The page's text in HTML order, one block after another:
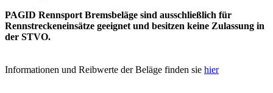
PAGID Rennsport Bremsbeläge sind ausschließlich für
Rennstreckeneinsätze geeignet und besitzen keine Zulassung in
der STVO.
Informationen und Reibwerte der Beläge finden sie hier